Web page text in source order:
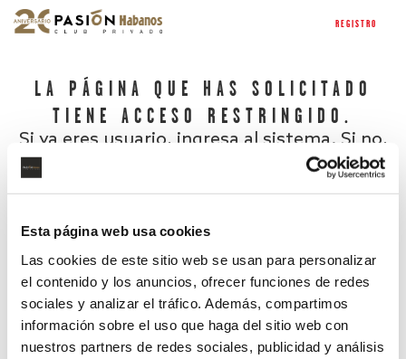
Esta página web usa cookies
Las cookies de este sitio web se usan para personalizar
el contenido y los anuncios, ofrecer funciones de redes
sociales y analizar el tráfico. Además, compartimos
información sobre el uso que haga del sitio web con
nuestros partners de redes sociales, publicidad y análisis
REGISTRO
LA PÁGINA QUE HAS SOLICITADO
TIENE ACCESO RESTRINGIDO.
Si ya eres usuario, ingresa al sistema. Si no,
¿Has olvidado tu contraseña?